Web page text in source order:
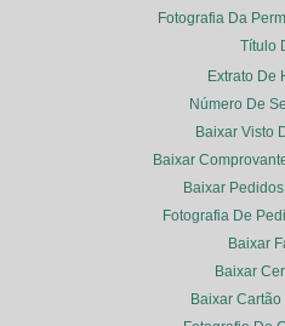
Fotografia Da
Título
Extrato De
Número De
Baixar Visto
Baixar
Baixar
Fotografia De
Baixar
Baixar
Baixar